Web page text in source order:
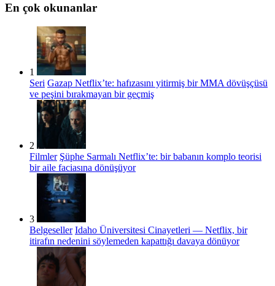
En çok okunanlar
1
Seri Gazap Netflix’te: hafızasını yitirmiş bir MMA dövüşçüsü
ve peşini bırakmayan bir geçmiş
2
Filmler Şüphe Sarmalı Netflix’te: bir babanın komplo teorisi
bir aile faciasına dönüşüyor
3
Belgeseller Idaho Üniversitesi Cinayetleri — Netflix, bir
itirafın nedenini söylemeden kapattığı davaya dönüyor